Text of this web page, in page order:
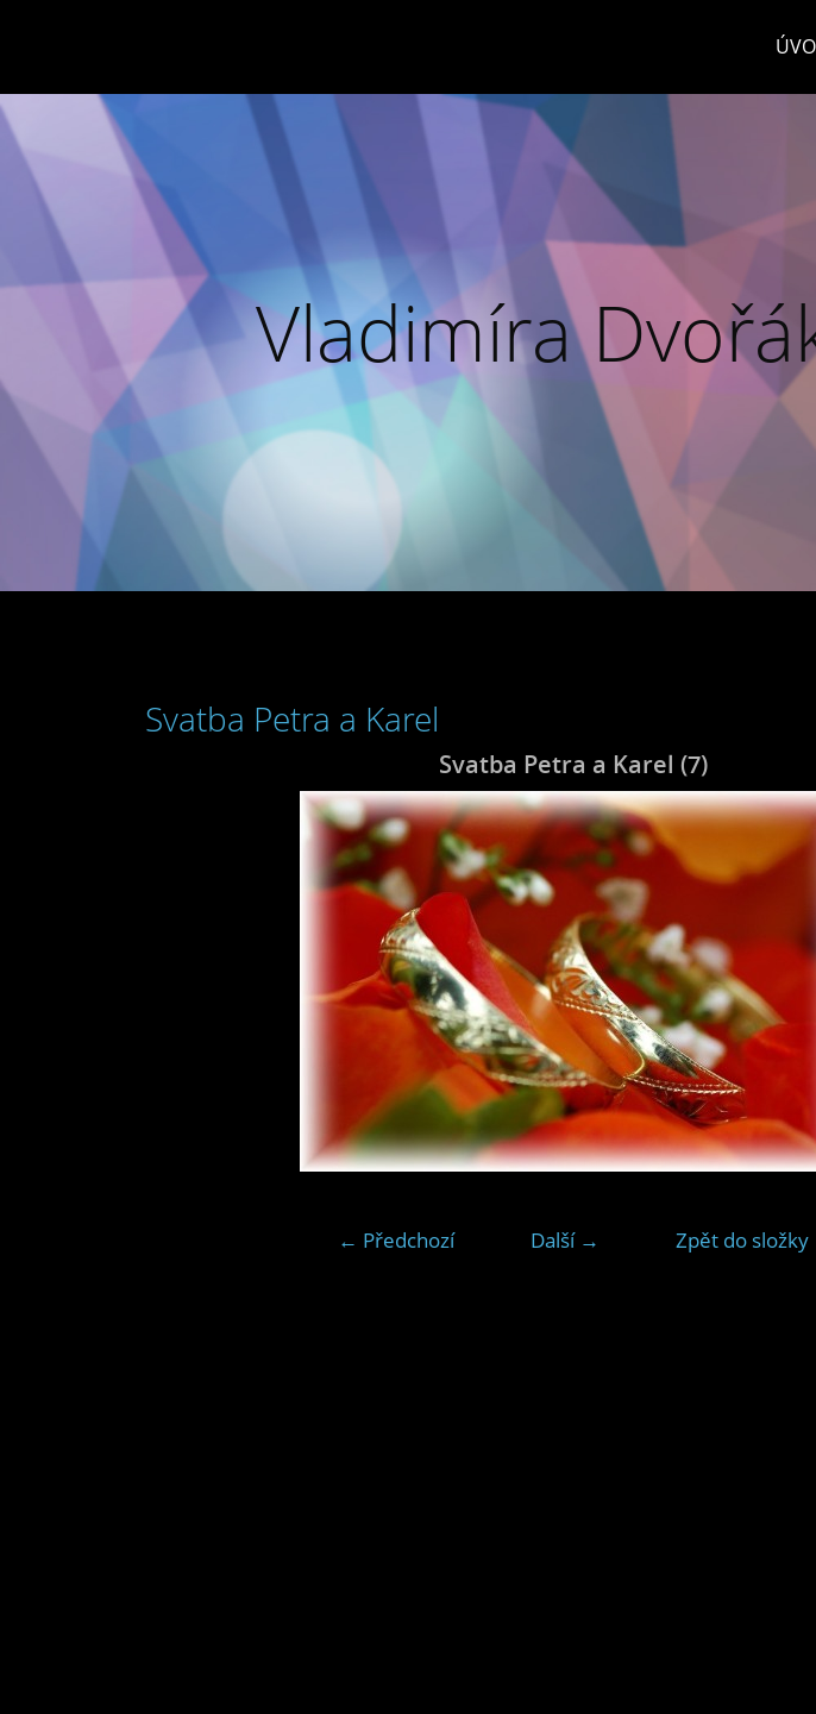
Vladimíra
Svatba Petra a Karel
Svatba Petra a Karel (7)
← Předchozí Další → Zpět do složky